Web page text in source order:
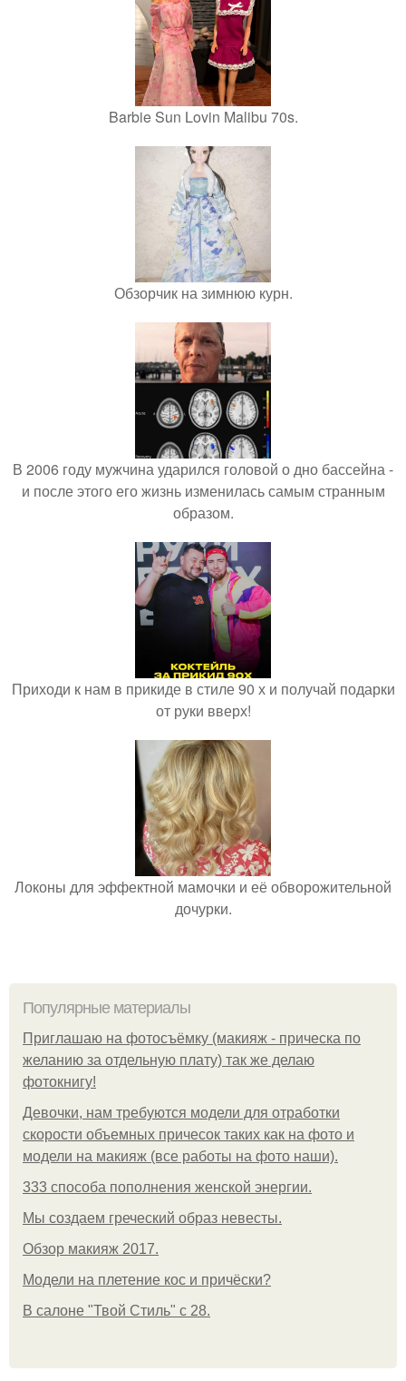
Barbie Sun Lovin Malibu 70s.
Обзорчик на зимнюю курн.
В 2006 году мужчина ударился головой о дно бассейна -
и после этого его жизнь изменилась самым странным
образом.
Приходи к нам в прикиде в стиле 90 х и получай подарки
от руки вверх!
Локоны для эффектной мамочки и её обворожительной
дочурки.
Популярные материалы
Приглашаю на фотосъёмку (макияж - прическа по
желанию за отдельную плату) так же делаю
фотокнигу!
Девочки, нам требуются модели для отработки
скорости объемных причесок таких как на фото и
модели на макияж (все работы на фото наши).
333 способа пополнения женской энергии.
Мы создаем греческий образ невесты.
Обзор макияж 2017.
Модели на плетение кос и причёски?
В салоне "Твой Стиль" с 28.